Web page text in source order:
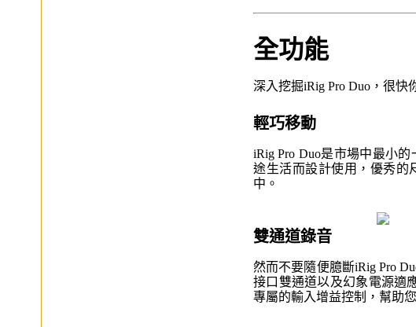
全功能
深入挖掘iRig Pro Duo，很快
輕巧移動
iRig Pro Duo是市場中最小
途生活而設計使用，優秀的
中。
雙通道錄音
然而不要隨便臆斷iRig Pro
接口雙通道以及幻象電源適
專屬的輸入增益控制，幫助